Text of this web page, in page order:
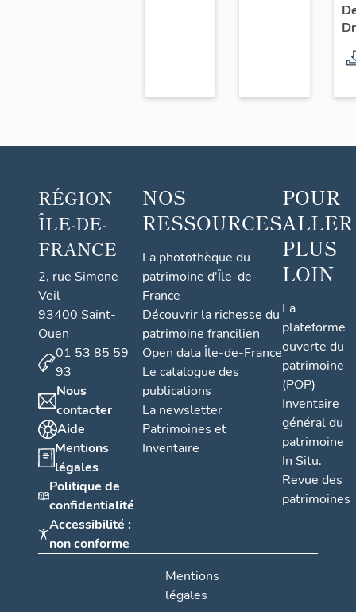
RÉGION
ÎLE-DE-
FRANCE
2, rue Simone
Veil
93400 Saint-
Ouen
01 53 85 59
93
Nous
contacter
Aide
Mentions
légales
Politique de
confidentialité
Accessibilité :
non conforme
NOS
RESSOURCES
La photothèque du
patrimoine d'Île-de-
France
Découvrir la richesse du
patrimoine francilien
Open data Île-de-France
Le catalogue des
publications
La newsletter
Patrimoines et
Inventaire
POUR
ALLER
PLUS
LOIN
La
plateforme
ouverte du
patrimoine
(POP)
Inventaire
général du
patrimoine
In Situ.
Revue des
patrimoines
Mentions
légales